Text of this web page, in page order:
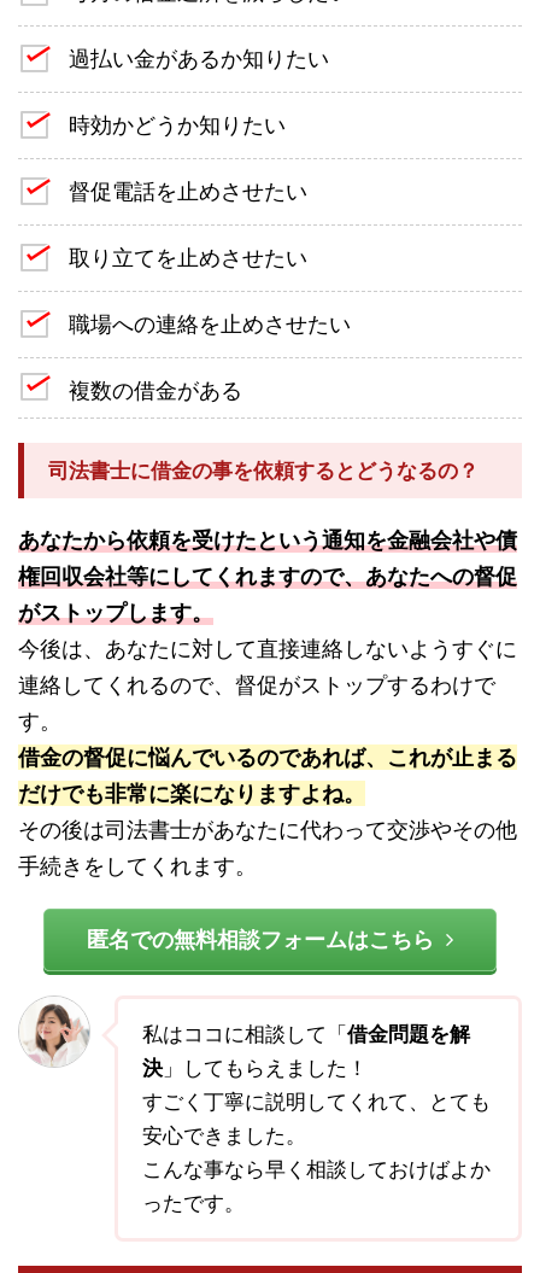
過払い金があるか知りたい
時効かどうか知りたい
督促電話を止めさせたい
取り立てを止めさせたい
職場への連絡を止めさせたい
複数の借金がある
司法書士に借金の事を依頼するとどうなるの？
あなたから依頼を受けたという通知を金融会社や債
権回収会社等にしてくれますので、あなたへの督促
がストップします。
今後は、あなたに対して直接連絡しないようすぐに
連絡してくれるので、督促がストップするわけで
す。
借金の督促に悩んでいるのであれば、これが止まる
だけでも非常に楽になりますよね。
その後は司法書士があなたに代わって交渉やその他
手続きをしてくれます。
匿名での無料相談フォームはこちら
私はココに相談して「 借金問題を解
決」してもらえました！
すごく丁寧に説明してくれて、とても
安心できました。
こんな事なら早く相談しておけばよか
ったです。